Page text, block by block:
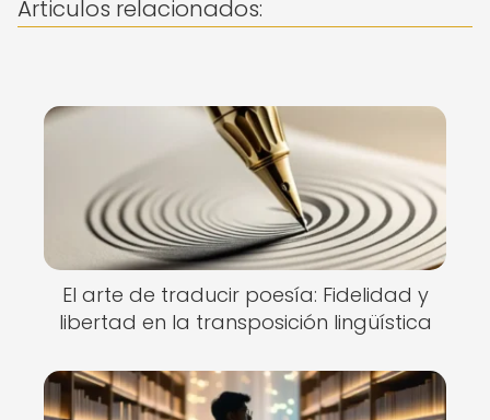
Articulos relacionados:
El arte de traducir poesía: Fidelidad y
libertad en la transposición lingüística